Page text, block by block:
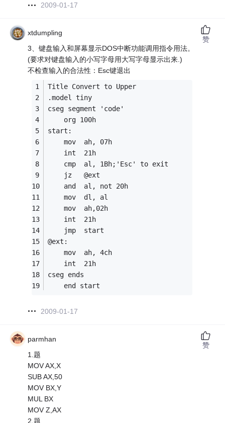
2009-01-17
xtdumpling
3、键盘输入和屏幕显示DOS中断功能调用指令用法。
(要求对键盘输入的小写字母用大写字母显示出来.)
不检查输入的合法性：Esc键退出
Title Convert to Upper
.model tiny
cseg segment 'code'
    org 100h
start:
    mov  ah, 07h
    int  21h
    cmp  al, 1Bh;'Esc' to exit
    jz   @ext
    and  al, not 20h
    mov  dl, al
    mov  ah,02h
    int  21h
    jmp  start
@ext:
    mov  ah, 4ch
    int  21h
cseg ends
    end start
2009-01-17
赞
parmhan
1.题
MOV AX,X
SUB AX,50
MOV BX,Y
MUL BX
MOV Z,AX
2.题
赞